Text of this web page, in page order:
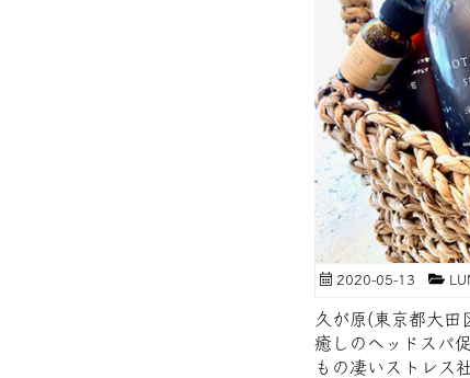
2020-05-13
久が原(東京都大田
癒しのヘッドスパ
もの凄いストレス